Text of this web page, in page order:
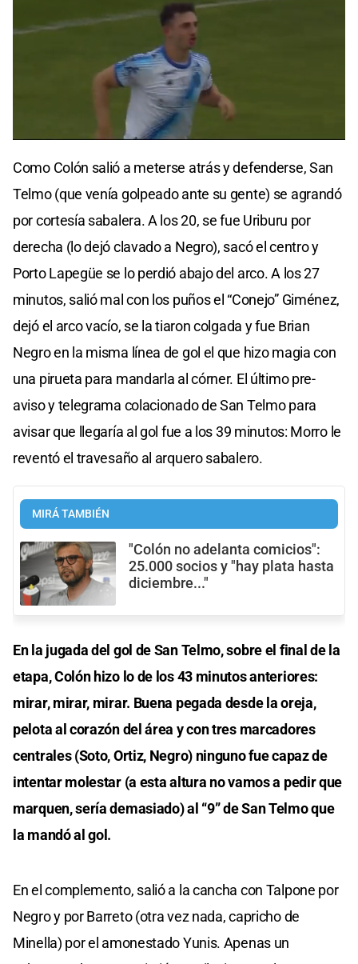
of
seconds
Como Colón salió a meterse atrás y defenderse, San
Telmo (que venía golpeado ante su gente) se agrandó
por cortesía sabalera. A los 20, se fue Uriburu por
derecha (lo dejó clavado a Negro), sacó el centro y
Porto Lapegüe se lo perdió abajo del arco. A los 27
minutos, salió mal con los puños el “Conejo” Giménez,
dejó el arco vacío, se la tiaron colgada y fue Brian
Negro en la misma línea de gol el que hizo magia con
una pirueta para mandarla al córner. El último pre-
aviso y telegrama colacionado de San Telmo para
avisar que llegaría al gol fue a los 39 minutos: Morro le
reventó el travesaño al arquero sabalero.
MIRÁ TAMBIÉN
"Colón no adelanta comicios":
25.000 socios y "hay plata hasta
diciembre..."
En la jugada del gol de San Telmo, sobre el final de la
etapa, Colón hizo lo de los 43 minutos anteriores:
mirar, mirar, mirar. Buena pegada desde la oreja,
pelota al corazón del área y con tres marcadores
centrales (Soto, Ortiz, Negro) ninguno fue capaz de
intentar molestar (a esta altura no vamos a pedir que
marquen, sería demasiado) al “9” de San Telmo que
la mandó al gol.
En el complemento, salió a la cancha con Talpone por
Negro y por Barreto (otra vez nada, capricho de
Minella) por el amonestado Yunis. Apenas un